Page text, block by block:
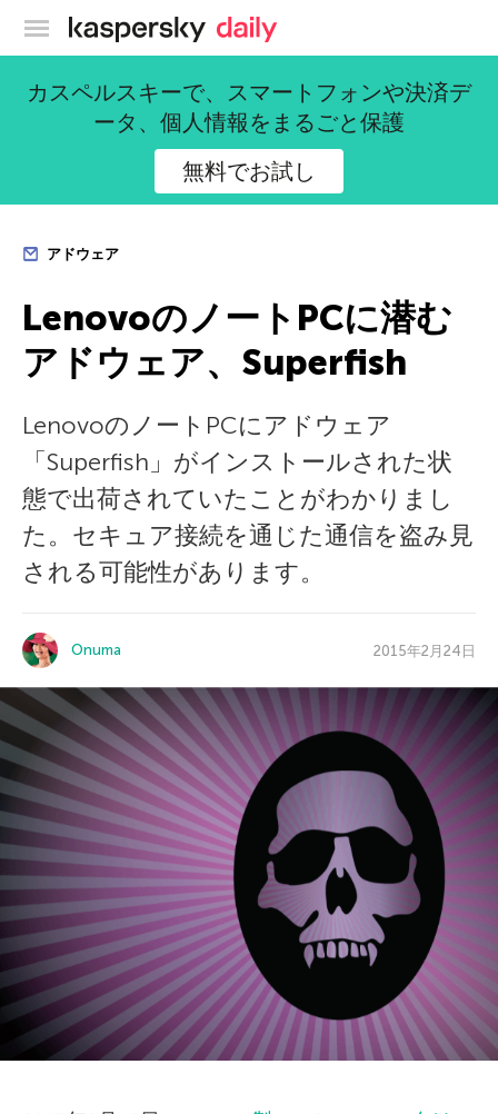
カスペルスキー公式ブログ
カスペルスキーで、スマートフォンや決済デ
ータ、個人情報をまるごと保護
無料でお試し
アドウェア
LenovoのノートPCに潜む
アドウェア、Superfish
LenovoのノートPCにアドウェア
「Superfish」がインストールされた状
態で出荷されていたことがわかりまし
た。セキュア接続を通じた通信を盗み見
される可能性があります。
Onuma 2015年2月24日